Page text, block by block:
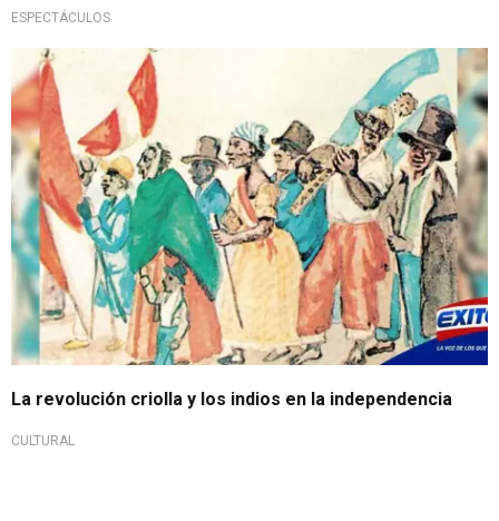
ESPECTÁCULOS
La revolución criolla y los indios en la independencia
CULTURAL